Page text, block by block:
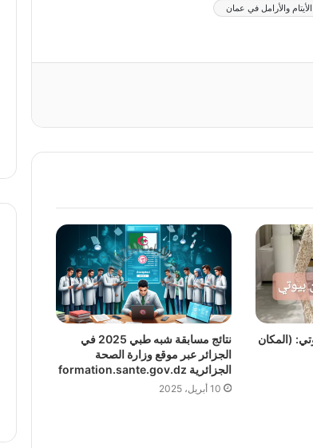
والأرامل في عمان
(المكان
نتائج مسابقة شبه طبي 2025 في
الجزائر عبر موقع وزارة الصحة
الجزائرية formation.sante.gov.dz
10 أبريل، 2025